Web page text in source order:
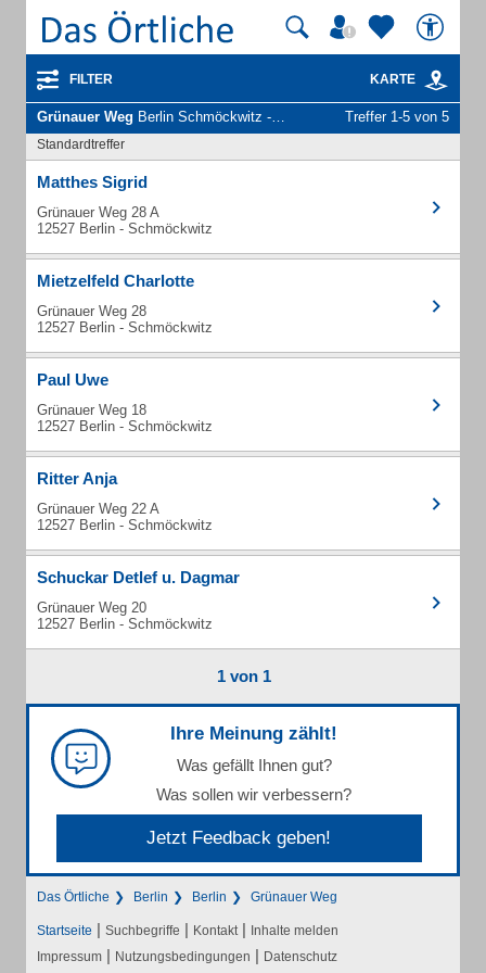
FILTER KARTE
Grünauer Weg Berlin Schmöckwitz - Unternehmen und Personen Treffer 1-5 von 5
Standardtreffer
Matthes Sigrid
Grünauer Weg 28 A
12527 Berlin - Schmöckwitz
Mietzelfeld Charlotte
Grünauer Weg 28
12527 Berlin - Schmöckwitz
Paul Uwe
Grünauer Weg 18
12527 Berlin - Schmöckwitz
Ritter Anja
Grünauer Weg 22 A
12527 Berlin - Schmöckwitz
Schuckar Detlef u. Dagmar
Grünauer Weg 20
12527 Berlin - Schmöckwitz
1 von 1
Ihre Meinung zählt!
Was gefällt Ihnen gut?
Was sollen wir verbessern?
Jetzt Feedback geben!
Das Örtliche Berlin Berlin Grünauer Weg
Startseite | Suchbegriffe | Kontakt | Inhalte melden
Impressum | Nutzungsbedingungen | Datenschutz